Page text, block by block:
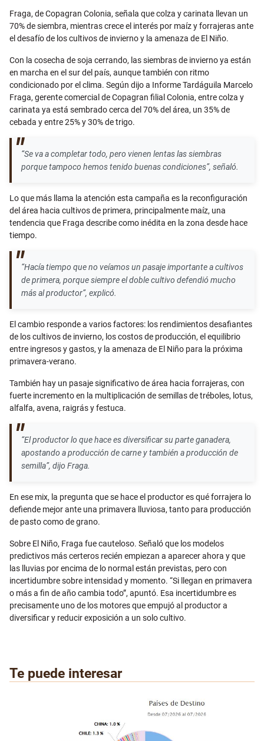
Fraga, de Copagran Colonia, señala que colza y carinata llevan un
70% de siembra, mientras crece el interés por maíz y forrajeras ante
el desafío de los cultivos de invierno y la amenaza de El Niño.
Con la cosecha de soja cerrando, las siembras de invierno ya están
en marcha en el sur del país, aunque también con ritmo
condicionado por el clima. Según dijo a Informe Tardáguila Marcelo
Fraga, gerente comercial de Copagran filial Colonia, entre colza y
carinata ya está sembrado cerca del 70% del área, un 35% de
cebada y entre 25% y 30% de trigo.
“Se va a completar todo, pero vienen lentas las siembras
porque tampoco hemos tenido buenas condiciones”, señaló.
Lo que más llama la atención esta campaña es la reconfiguración
del área hacia cultivos de primera, principalmente maíz, una
tendencia que Fraga describe como inédita en la zona desde hace
tiempo.
“Hacía tiempo que no veíamos un pasaje importante a cultivos
de primera, porque siempre el doble cultivo defendió mucho
más al productor”, explicó.
El cambio responde a varios factores: los rendimientos desafiantes
de los cultivos de invierno, los costos de producción, el equilibrio
entre ingresos y gastos, y la amenaza de El Niño para la próxima
primavera-verano.
También hay un pasaje significativo de área hacia forrajeras, con
fuerte incremento en la multiplicación de semillas de tréboles, lotus,
alfalfa, avena, raigrás y festuca.
“El productor lo que hace es diversificar su parte ganadera,
apostando a producción de carne y también a producción de
semilla”, dijo Fraga.
En ese mix, la pregunta que se hace el productor es qué forrajera lo
defiende mejor ante una primavera lluviosa, tanto para producción
de pasto como de grano.
Sobre El Niño, Fraga fue cauteloso. Señaló que los modelos
predictivos más certeros recién empiezan a aparecer ahora y que
las lluvias por encima de lo normal están previstas, pero con
incertidumbre sobre intensidad y momento. “Si llegan en primavera
o más a fin de año cambia todo”, apuntó. Esa incertidumbre es
precisamente uno de los motores que empujó al productor a
diversificar y reducir exposición a un solo cultivo.
Te puede interesar